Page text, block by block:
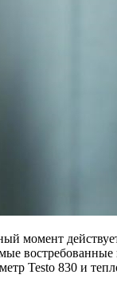
момент
Testo 830 и